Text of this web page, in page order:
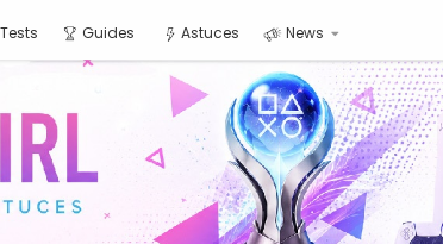
Guides Astuces News